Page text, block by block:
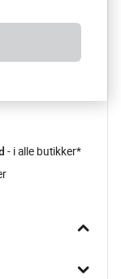
- i alle butikker*
er